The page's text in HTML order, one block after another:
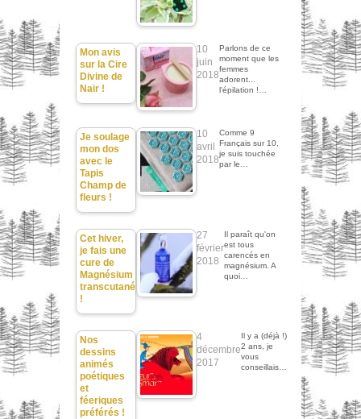
Mon avis
sur la Cire
Divine de
Nair !
10
juin
2018
Parlons de ce
moment que les
femmes
adorent...
l'épilation !…
Je soulage
mon dos
avec le
Tapis
Champ de
fleurs !
10
avril
2018
Comme 9
Français sur 10,
je suis touchée
par le…
Cet hiver,
je fais une
cure de
Magnésium
transcutané
!
27
février
2018
Il paraît qu'on
est tous
carencés en
magnésium. A
quoi…
Nos
dessins
animés
poétiques
et
féeriques
préférés !
4
décembre
2017
Il y a (déjà !)
2 ans, je
vous
conseillais…